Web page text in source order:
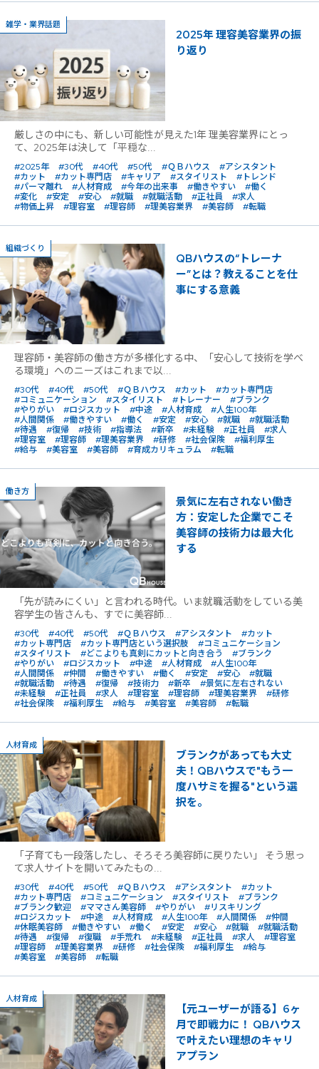
雑学・業界話題
2025年 理容美容業界の振
り返り
厳しさの中にも、新しい可能性が見えた1年 理美容業界にとっ
て、2025年は決して「平穏な...
#2025年 #30代 #40代 #50代 #ＱＢハウス
#アシスタント
#カット
#カット専門店 #キャリア #スタイリスト
#トレンド
#パーマ離れ
#人材育成 #今年の出来事 #働きやすい
#働く
#変化
#安定 #安心 #就職 #就職活動 #正社員
#求人
#物価上昇
#理容室 #理容師 #理美容業界 #美容師 #転職
組織づくり
QBハウスの“トレーナ
ー”とは？教えることを仕
事にする意義
理容師・美容師の働き方が多様化する中、「安心して技術を学べ
る環境」へのニーズはこれまで以...
#30代 #40代 #50代 #ＱＢハウス #カット
#カット専門店
#コミュニケーション
#スタイリスト #トレーナー
#ブランク
#やりがい
#ロジスカット #中途 #人材育成
#人生100年
#人間関係
#働きやすい #働く #安定 #安心 #就職
#就職活動
#待遇
#復帰 #技術 #指導法 #新卒 #未経験 #正社員
#求人
#理容室
#理容師 #理美容業界 #研修 #社会保険
#福利厚生
#給与
#美容室 #美容師 #育成カリキュラム #転職
働き方
景気に左右されない働き
方：安定した企業でこそ
美容師の技術力は最大化
する
「先が読みにくい」と言われる時代。いま就職活動をしている美
容学生の皆さんも、すでに美容師...
#30代 #40代 #50代 #ＱＢハウス #アシスタント
#カット
#カット専門店
#カット専門店という選択肢
#コミュニケーション
#スタイリスト
#どこよりも真剣にカットと向き合う
#ブランク
#やりがい
#ロジスカット #中途 #人材育成
#人生100年
#人間関係
#仲間 #働きやすい #働く #安定 #安心
#就職
#就職活動
#待遇 #復帰 #技術力 #新卒
#景気に左右されない
#未経験
#正社員 #求人 #理容室 #理容師 #理美容業界
#研修
#社会保険
#福利厚生 #給与 #美容室 #美容師 #転職
人材育成
ブランクがあっても大丈
夫！QBハウスで"もう一
度ハサミを握る"という選
択を。
「子育ても一段落したし、そろそろ美容師に戻りたい」 そう思っ
て求人サイトを開いてみたもの...
#30代 #40代 #50代 #ＱＢハウス #アシスタント
#カット
#カット専門店
#コミュニケーション #スタイリスト
#ブランク
#ブランク歓迎
#ママさん美容師 #やりがい
#リスキリング
#ロジスカット
#中途 #人材育成 #人生100年 #人間関係
#仲間
#休眠美容師
#働きやすい #働く #安定 #安心 #就職
#就職活動
#待遇
#復帰 #復職 #手荒れ #未経験 #正社員 #求人
#理容室
#理容師
#理美容業界 #研修 #社会保険 #福利厚生
#給与
#美容室
#美容師 #転職
人材育成
【元ユーザーが語る】6ヶ
月で即戦力に！ QBハウス
で叶えたい理想のキャリ
アプラン